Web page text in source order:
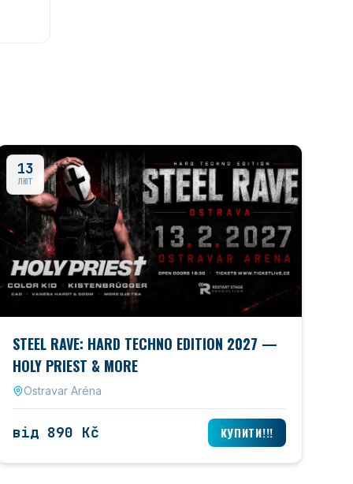
13
ЛЮТ
STEEL RAVE: HARD TECHNO EDITION 2027 —
HOLY PRIEST & MORE
Ostravar Aréna
від 890 Kč КУПИТИ!!!